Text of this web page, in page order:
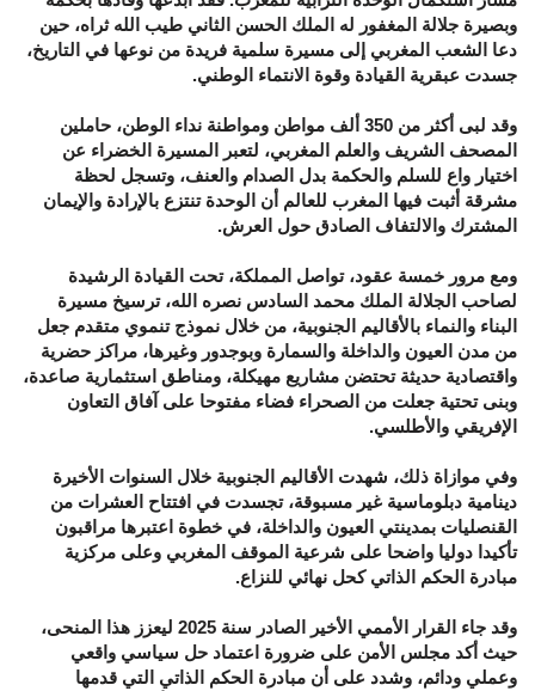
وبصيرة جلالة المغفور له الملك الحسن الثاني طيب الله ثراه، حين
دعا الشعب المغربي إلى مسيرة سلمية فريدة من نوعها في التاريخ،
جسدت عبقرية القيادة وقوة الانتماء الوطني.
وقد لبى أكثر من 350 ألف مواطن ومواطنة نداء الوطن، حاملين
المصحف الشريف والعلم المغربي، لتعبر المسيرة الخضراء عن
اختيار واع للسلم والحكمة بدل الصدام والعنف، وتسجل لحظة
مشرقة أثبت فيها المغرب للعالم أن الوحدة تنتزع بالإرادة والإيمان
المشترك والالتفاف الصادق حول العرش.
ومع مرور خمسة عقود، تواصل المملكة، تحت القيادة الرشيدة
لصاحب الجلالة الملك محمد السادس نصره الله، ترسيخ مسيرة
البناء والنماء بالأقاليم الجنوبية، من خلال نموذج تنموي متقدم جعل
من مدن العيون والداخلة والسمارة وبوجدور وغيرها، مراكز حضرية
واقتصادية حديثة تحتضن مشاريع مهيكلة، ومناطق استثمارية صاعدة،
وبنى تحتية جعلت من الصحراء فضاء مفتوحا على آفاق التعاون
الإفريقي والأطلسي.
وفي موازاة ذلك، شهدت الأقاليم الجنوبية خلال السنوات الأخيرة
دينامية دبلوماسية غير مسبوقة، تجسدت في افتتاح العشرات من
القنصليات بمدينتي العيون والداخلة، في خطوة اعتبرها مراقبون
تأكيدا دوليا واضحا على شرعية الموقف المغربي وعلى مركزية
مبادرة الحكم الذاتي كحل نهائي للنزاع.
وقد جاء القرار الأممي الأخير الصادر سنة 2025 ليعزز هذا المنحى،
حيث أكد مجلس الأمن على ضرورة اعتماد حل سياسي واقعي
وعملي ودائم، وشدد على أن مبادرة الحكم الذاتي التي قدمها